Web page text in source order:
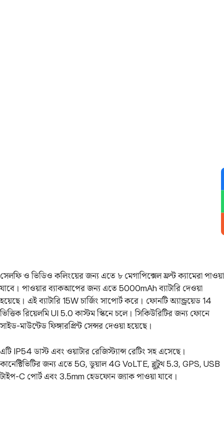
সেলফি ও ভিডিও কলিংয়ের জন্য এতে ৮ মেগাপিক্সেল ফ্রন্ট ক্যামেরা পাওয়া
যাবে। পাওয়ার ব্যাকআপের জন্য এতে 5000mAh ব্যাটারি দেওয়া
হয়েছে। এই ব্যাটারি 15W চার্জিং সাপোর্ট করে। ফোনটি অ্যান্ড্রয়েড 14
ভিত্তিক রিয়েলমি UI 5.0 কাস্টম স্কিনে চলে। সিকিউরিটির জন্য ফোনে
সাইড-মাউন্টেড ফিঙ্গারপ্রিন্ট সেন্সর দেওয়া হয়েছে।
এটি IP54 ডাস্ট এবং ওয়াটার রেজিস্ট্যান্স রেটিং সহ এসেছে।
কানেক্টিভিটির জন্য এতে 5G, ডুয়াল 4G VoLTE, ব্লুটুথ 5.3, GPS, USB
টাইপ-C পোর্ট এবং 3.5mm হেডফোন জ্যাক পাওয়া যাবে।